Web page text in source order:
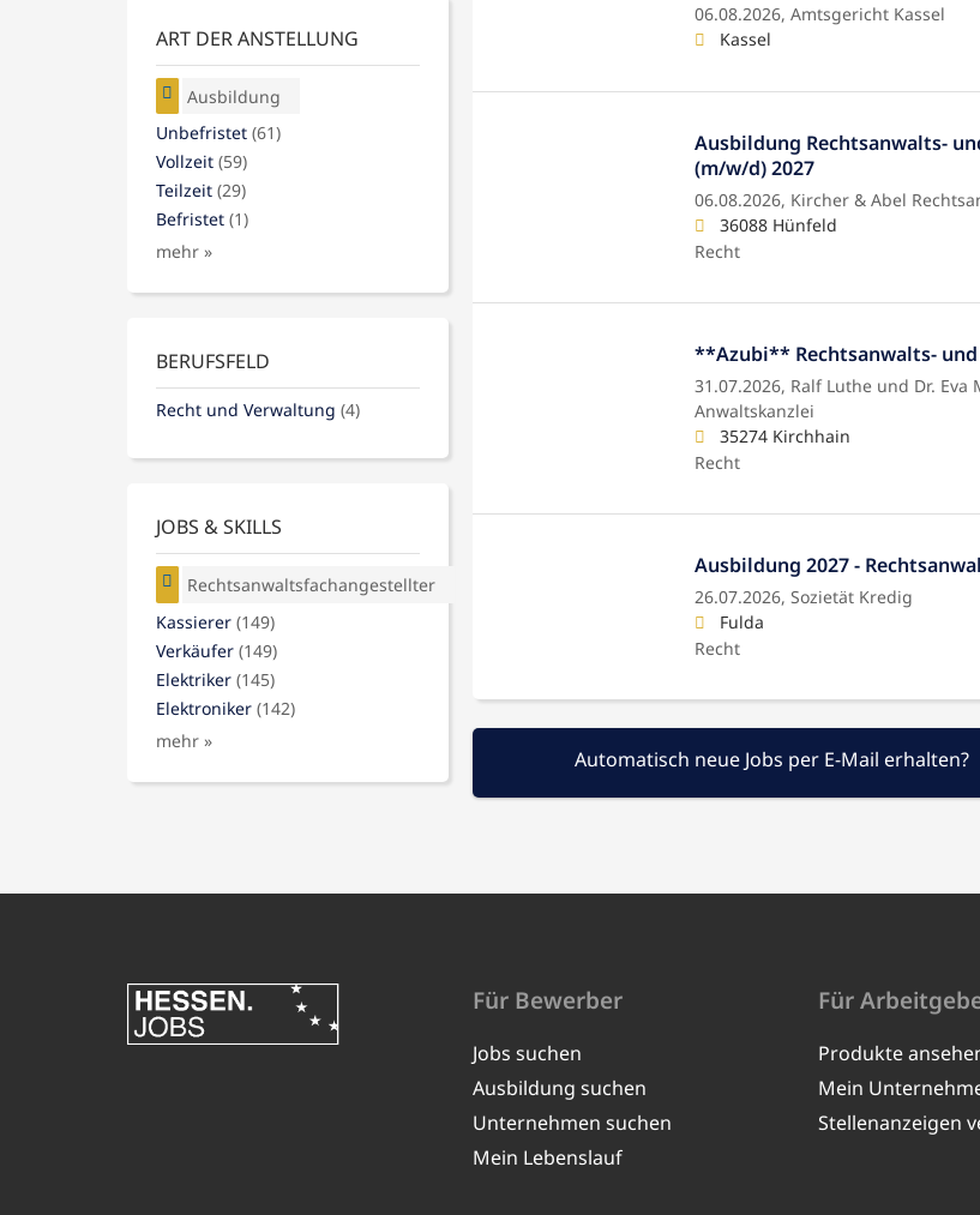
06.08.2026, Amtsgericht Kassel
Kassel
Ausbildung Rechtsanwalts-
(m/w/d) 2027
06.08.2026, Kircher & Abel
36088 Hünfeld
Recht
**Azubi** Rechtsanwalts-
31.07.2026, Ralf Luthe und Dr. Eva
Anwaltskanzlei
35274 Kirchhain
Recht
Ausbildung 2027 -
26.07.2026, Sozietät Kredig
Fulda
Recht
Automatisch neue Jobs per E-Mail erhalten?
ART DER ANSTELLUNG
Ausbildung
Unbefristet (61)
Vollzeit (59)
Teilzeit (29)
Befristet (1)
mehr »
BERUFSFELD
Recht und Verwaltung (4)
JOBS & SKILLS
Rechtsanwaltsfachangestellter
Kassierer (149)
Verkäufer (149)
Elektriker (145)
Elektroniker (142)
mehr »
Für Bewerber
Jobs suchen
Ausbildung suchen
Unternehmen suchen
Mein Lebenslauf
Für
Produkte
Mein
Stellenanzeigen